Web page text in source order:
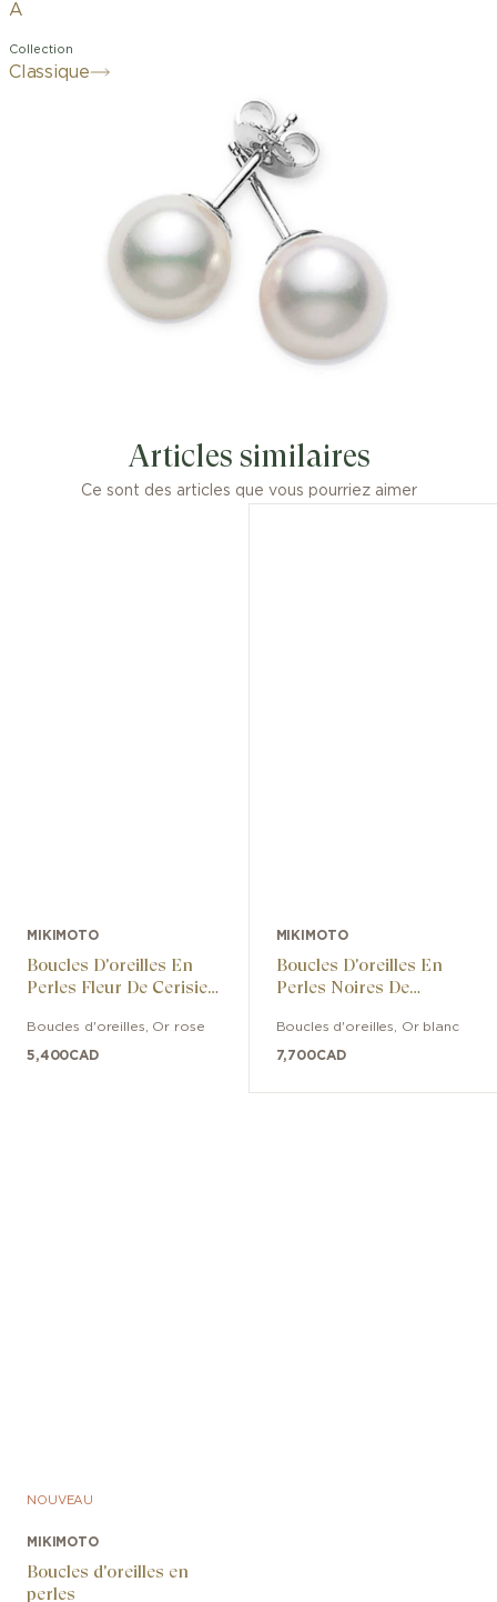
A
Collection
Classique
Articles similaires
Ce sont des articles que vous pourriez aimer
MIKIMOTO
Boucles D'oreilles En
Perles Fleur De Cerisier
Diamants
Boucles d'oreilles Or rose
5,400CAD
MIKIMOTO
Boucles D'oreilles En
Perles Noires De
Sud
Boucles d'oreilles Or blanc
7,700CAD
NOUVEAU
MIKIMOTO
Boucles d'oreilles en
perles